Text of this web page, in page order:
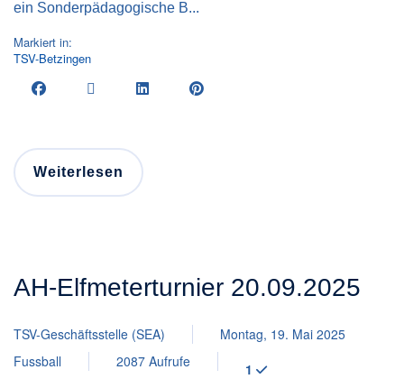
ein Sonderpädagogische B...
Markiert in:
TSV-Betzingen
Weiterlesen
AH-Elfmeterturnier 20.09.2025
TSV-Geschäftsstelle (SEA)
Montag, 19. Mai 2025
Fussball
2087 Aufrufe 1